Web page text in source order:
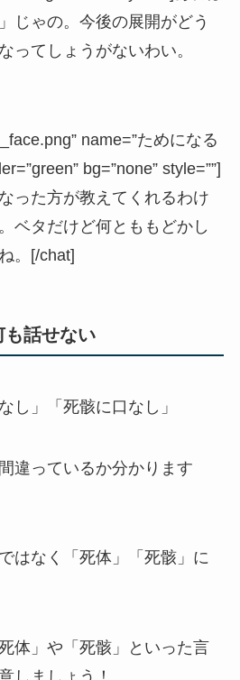
じゃの。今後の展開がどう
ってしょうがないわい。
name=”ためになる
bg=”none” style=””]
った方が教えてくれるわけ
ベタだけど何とももどかし
。[/chat]
も話せない
し」「死骸に口なし」
違っているか分かります
ではなく「死体」「死骸」に
体」や「死骸」といった言